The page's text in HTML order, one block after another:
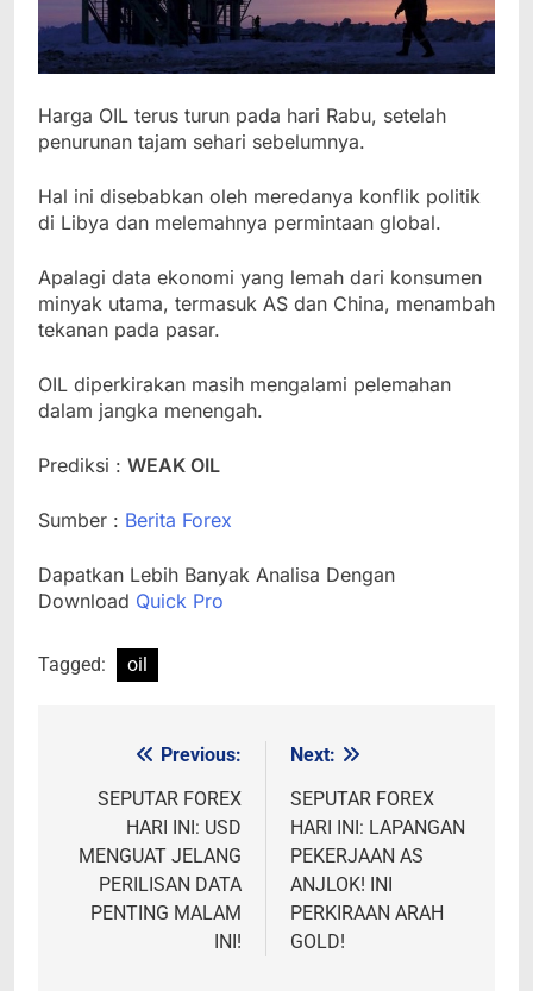
Harga OIL terus turun pada hari Rabu, setelah
penurunan tajam sehari sebelumnya.
Hal ini disebabkan oleh meredanya konflik politik
di Libya dan melemahnya permintaan global.
Apalagi data ekonomi yang lemah dari konsumen
minyak utama, termasuk AS dan China, menambah
tekanan pada pasar.
OIL diperkirakan masih mengalami pelemahan
dalam jangka menengah.
Prediksi : WEAK OIL
Sumber : Berita Forex
Dapatkan Lebih Banyak Analisa Dengan
Download Quick Pro
Tagged: oil
navigation
Previous:
SEPUTAR FOREX
HARI INI: USD
MENGUAT JELANG
PERILISAN DATA
PENTING MALAM
INI!
Next:
SEPUTAR FOREX
HARI INI: LAPANGAN
PEKERJAAN AS
ANJLOK! INI
PERKIRAAN ARAH
GOLD!